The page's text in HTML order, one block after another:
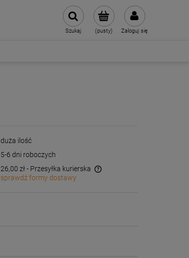
(pusty) Zaloguj się
Szukaj
duża ilość
5-6 dni roboczych
26,00 zł - Przesyłka kurierska
sprawdź formy dostawy